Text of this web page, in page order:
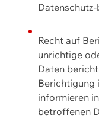
Recht auf
unrichtige
Daten
Berichtigung
informieren
betroffenen